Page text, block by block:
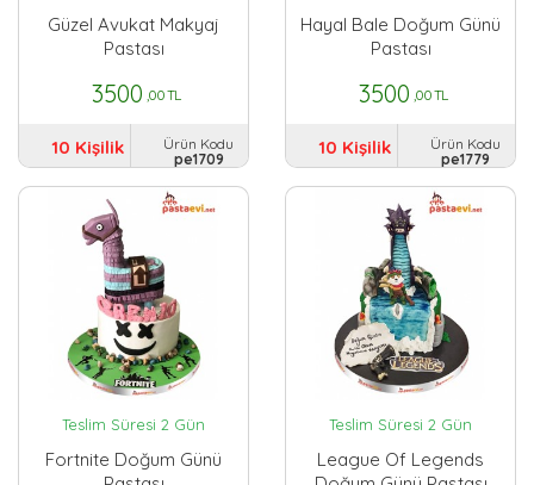
Güzel Avukat Makyaj
Pastası
3500 ,00 TL
10 Kişilik
Ürün Kodu
pe1709
Hayal Bale Doğum Günü
Pastası
3500 ,00 TL
10 Kişilik
Ürün Kodu
pe1779
Teslim Süresi 2 Gün
Fortnite Doğum Günü
Teslim Süresi 2 Gün
League Of Legends